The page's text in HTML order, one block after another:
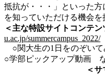
抵抗が・・・」といった
を知っていただける機会を
＜主な特設サイトコンテ
u.ac.jp/summercampus_2022/
○関大生の1日をのぞ
○学部ピックアップ動画
＜サマ